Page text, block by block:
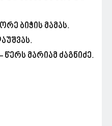
ბიჭის მამას.
მარიამ ძაგნიძე.